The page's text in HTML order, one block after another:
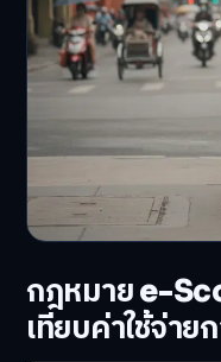
กฎหมาย e-
เทียบค่าใช้จ่าย